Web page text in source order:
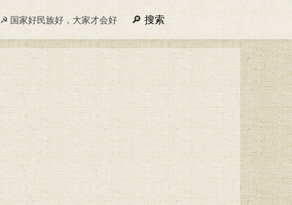
☭ 国家好民族好，大家才会好 搜索